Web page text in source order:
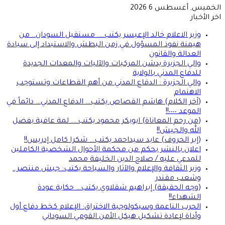
الخميس, أغسطس 6 2026
اخر الأخبار
وزير الاعلام خالد الإعيسر يكتب…. مستقبل السودان.. من
هيمنة نفوذ المسؤول في زمن البطش والاستبداد إلى سيادة
العدالة والقانون
والي الجزيرة يدشن المركبات والآليات والمعدات الجديدة
للدفاع المدني بالولاية
والي الجزيرة : الدفاع المدني من أهم القطاعات وتستوجب
الاهتمام
(آخر الكلام) هاشم القصاص يكتب… الدفاع المدني… دائماً في
الموعد ٠٠٠٠!!
(من رحم المعاناة) ابوبكر محمود يكتب…. لمة عافية بفضل
الله والجيش!!
(إبر الحروف) عابد سيداحمد يكتب… شكرا كامل إدريس!!
اعلان بالنشر بحكم من محكمة الأحوال الشخصية الكاملين
للمدعي عليه / صلاح الدين الخليفة محمد
وزير الثقافة والإعلام والآثار والسياحة يكتب: جيش منتصر..
وشعب مقتدر
(وجه الحقيقة) إبراهيم شقلاوي يكتب… حكاية عودة
الشهداء!!
الحرب الناعمة وسيكولوجية الاختراق: الإعلام كخط دفاع أول
وأداة لإعادة تشكيل هيكل الأمن القومي السوداني